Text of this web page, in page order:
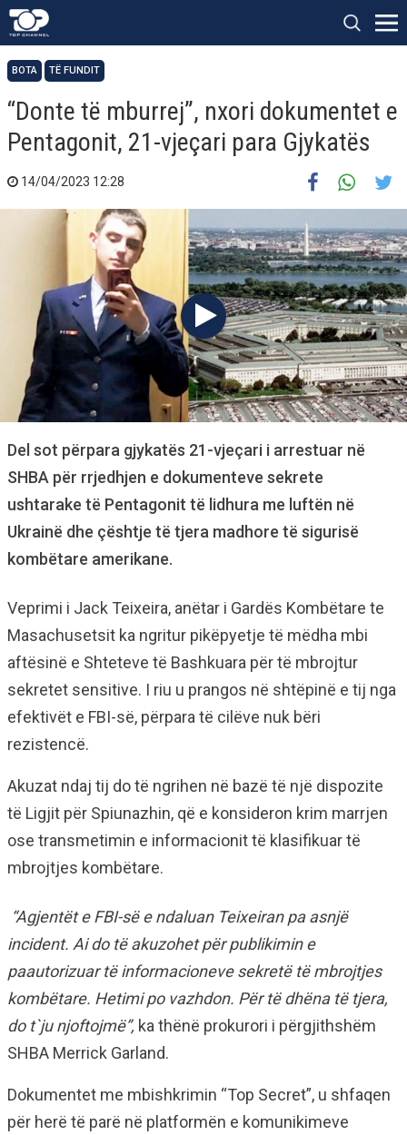
BOTA TË FUNDIT
“Donte të mburrej”, nxori dokumentet e
Pentagonit, 21-vjeçari para Gjykatës
14/04/2023 12:28
Del sot përpara gjykatës 21-vjeçari i arrestuar në
SHBA për rrjedhjen e dokumenteve sekrete
ushtarake të Pentagonit të lidhura me luftën në
Ukrainë dhe çështje të tjera madhore të sigurisë
kombëtare amerikane.
Veprimi i Jack Teixeira, anëtar i Gardës Kombëtare te
Masachusetsit ka ngritur pikëpyetje të mëdha mbi
aftësinë e Shteteve të Bashkuara për të mbrojtur
sekretet sensitive. I riu u prangos në shtëpinë e tij nga
efektivët e FBI-së, përpara të cilëve nuk bëri
rezistencë.
Akuzat ndaj tij do të ngrihen në bazë të një dispozite
të Ligjit për Spiunazhin, që e konsideron krim marrjen
ose transmetimin e informacionit të klasifikuar të
mbrojtjes kombëtare.
“Agjentët e FBI-së e ndaluan Teixeiran pa asnjë
incident. Ai do të akuzohet për publikimin e
paautorizuar të informacioneve sekretë të mbrojtjes
kombëtare. Hetimi po vazhdon. Për të dhëna të tjera,
do t`ju njoftojmë”, ka thënë prokurori i përgjithshëm
SHBA Merrick Garland.
Dokumentet me mbishkrimin “Top Secret”, u shfaqen
për herë të parë në platformën e komunikimeve